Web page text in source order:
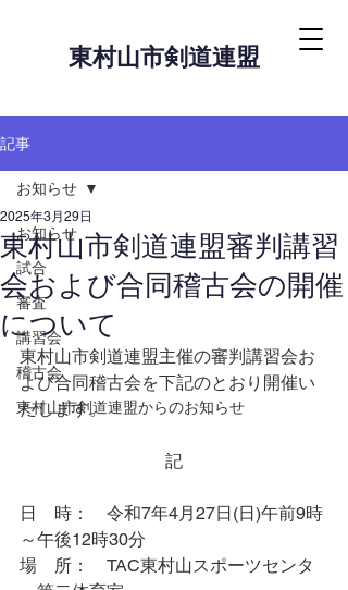
東村山市剣道連盟
記事
お知らせ
試合
審査
講習会
稽古会
東村山市剣道連盟からのお知らせ
お知らせ
東村山市剣道連盟審判講習
会および合同稽古会の開催
について
2025年3月29日
東村山市剣道連盟主催の審判講習会お
よび合同稽古会を下記のとおり開催い
たします。
記
日　時：	令和7年4月27日(日)午前9時
～午後12時30分
場　所：	TAC東村山スポーツセンタ